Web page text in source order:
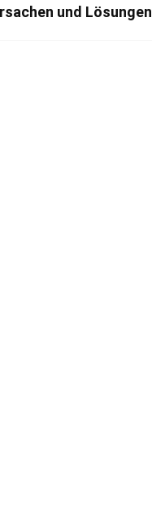
und Lösungen